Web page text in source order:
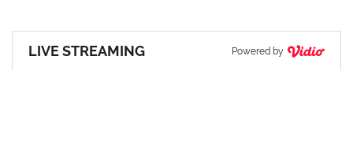
LIVE STREAMING Powered by